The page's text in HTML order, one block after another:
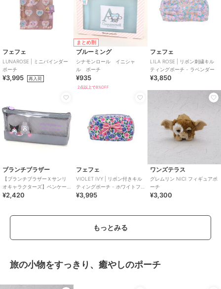
フェフェ
LUNAROSE | ミニバインダー
ポーチ
¥3,995 再入荷
まとめ割
ブルーミング
シナモンロール イニシャ
ル ポーチ
¥935
2点以上で8%OFF
フェフェ
LILA ROSE | リボン刺繍キル
ティングポーチ - ラベンダー
¥3,850
ブランチブラザー
【ブランチブラザーＸサンリ
オキャラクターズ】ペンケー
ス バニーＸクロミ
¥2,420
フェフェ
VIOLET IVY | リボン付きキル
ティングポーチ - ホワイトフ
ラワー
¥3,995
ワンズテラス
グレムリン NICI フィギュアポ
ーチ
¥3,300
もっとみる
旅の小物をすっきり、癒やしのポーチ